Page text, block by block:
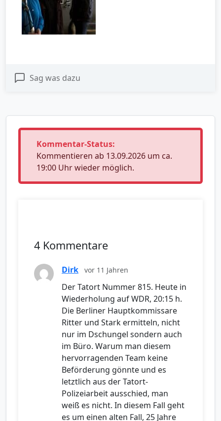
Sag was dazu
Kommentar-Status:
Kommentieren ab 13.09.2026 um ca.
19:00 Uhr wieder möglich.
4 Kommentare
Dirk vor 11 Jahren
Der Tatort Nummer 815. Heute in
Wiederholung auf WDR, 20:15 h.
Die Berliner Hauptkommissare
Ritter und Stark ermitteln, nicht
nur im Dschungel sondern auch
im Büro. Warum man diesem
hervorragenden Team keine
Beförderung gönnte und es
letztlich aus der Tatort-
Polizeiarbeit ausschied, man
weiß es nicht. In diesem Fall geht
es um einen alten Fall, 25 Jahre